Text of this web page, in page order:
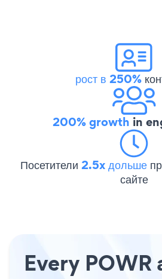
рост в 250%
200% growth in
Посетители 2.5x дольше
сайте
Every POWR